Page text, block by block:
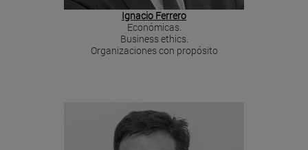
Ignacio Ferrero
Económicas.
Business ethics.
Organizaciones con propósito